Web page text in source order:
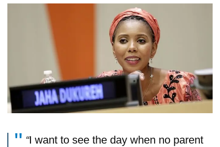
“I want to see the day when no parent